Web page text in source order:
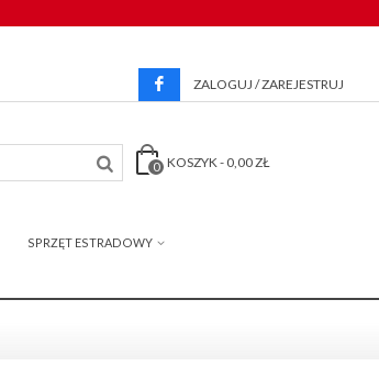
ZALOGUJ / ZAREJESTRUJ
0 KOSZYK- 0,00 ZŁ
SPRZĘT ESTRADOWY